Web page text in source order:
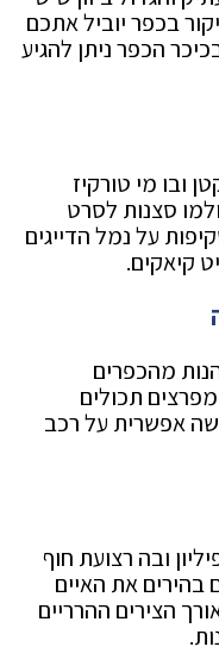
מעל 1,500 שנים. ביקור בכפר יוביל אתכם
הכפר ניתן להגיע
ובו מי טורקיז
סצנות לסרט
על נמל הדייגים
קיאקים.
מהכפרים
תכולים
אפשרית על רכב
ובה רצועת חוף
בהירים את האיים
הצירים ההרריים